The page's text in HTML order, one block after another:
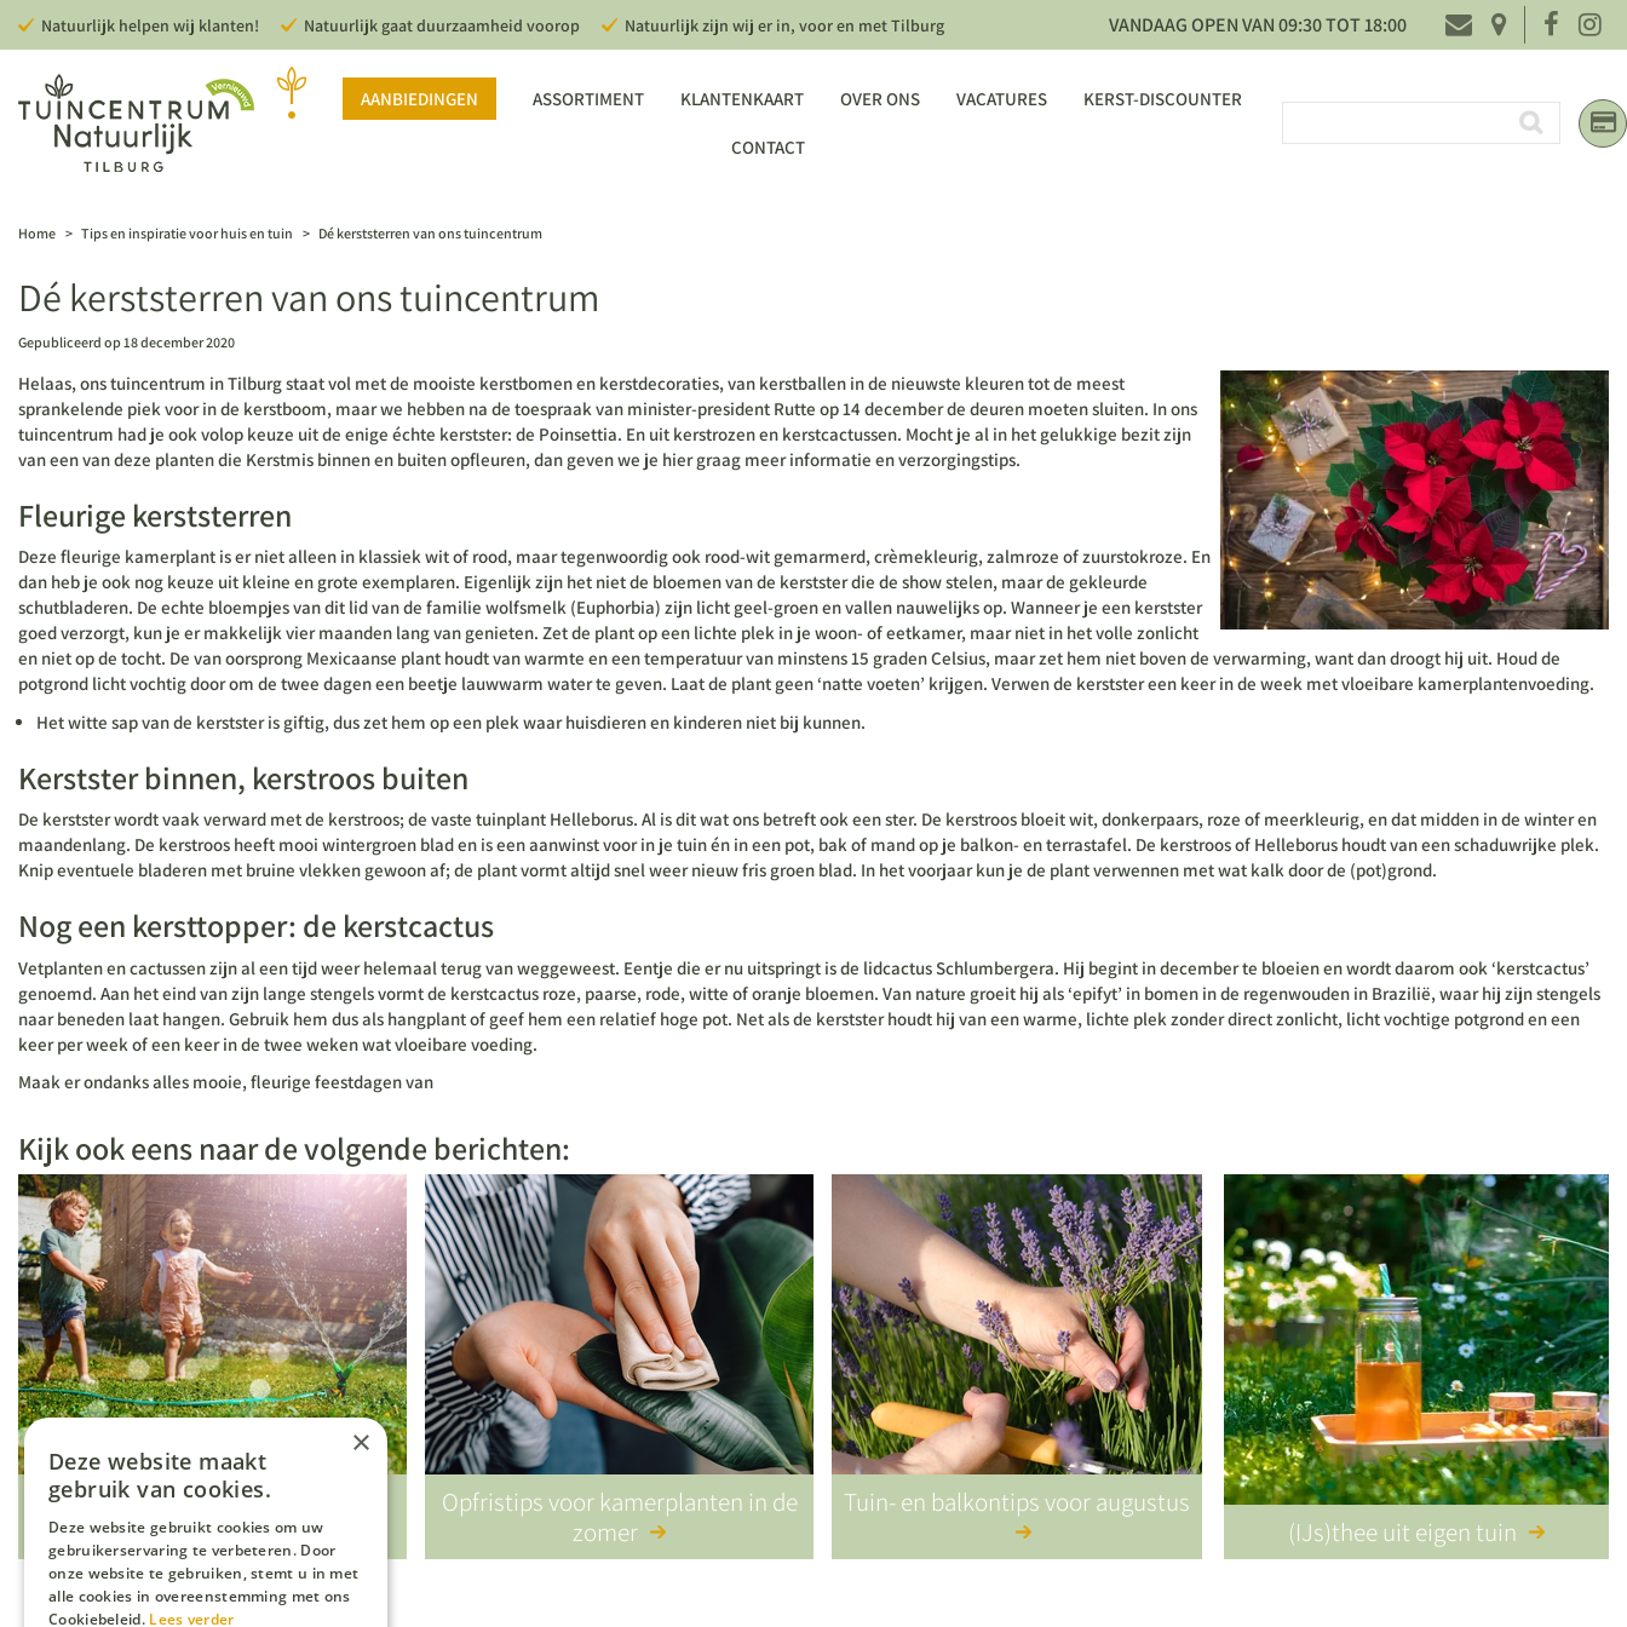
naar
Home > Tips en inspiratie voor huis en tuin > Dé kerststerren van ons tuincentrum
Natuurlijk helpen wij klanten! Natuurlijk gaat duurzaamheid voorop Natuurlijk zijn wij er in, voor en met Tilburg VANDAAG OPEN VAN09:30TOT18:00
AANBIEDINGEN ASSORTIMENT KLANTENKAART OVER ONS VACATURES KERST-DISCOUNTER
CONTACT
Dé kerststerren van ons tuincentrum
Gepubliceerd op 18 december 2020
Helaas, ons tuincentrum in Tilburg staat vol met de mooiste kerstbomen en kerstdecoraties, van kerstballen in de nieuwste kleuren tot de meest
sprankelende piek voor in de kerstboom, maar we hebben na de toespraak van minister-president Rutte op 14 december de deuren moeten sluiten. In ons
tuincentrum had je ook volop keuze uit de enige échte kerstster: de Poinsettia. En uit kerstrozen en kerstcactussen. Mocht je al in het gelukkige bezit zijn
van een van deze planten die Kerstmis binnen en buiten opfleuren, dan geven we je hier graag meer informatie en verzorgingstips.
Fleurige kerststerren
Deze fleurige kamerplant is er niet alleen in klassiek wit of rood, maar tegenwoordig ook rood-wit gemarmerd, crèmekleurig, zalmroze of zuurstokroze. En
dan heb je ook nog keuze uit kleine en grote exemplaren. Eigenlijk zijn het niet de bloemen van de kerstster die de show stelen, maar de gekleurde
schutbladeren. De echte bloempjes van dit lid van de familie wolfsmelk (Euphorbia) zijn licht geel-groen en vallen nauwelijks op. Wanneer je een kerstster
goed verzorgt, kun je er makkelijk vier maanden lang van genieten. Zet de plant op een lichte plek in je woon- of eetkamer, maar niet in het volle zonlicht
en niet op de tocht. De van oorsprong Mexicaanse plant houdt van warmte en een temperatuur van minstens 15 graden Celsius, maar zet hem niet boven de verwarming, want dan droogt hij uit. Houd de
potgrond licht vochtig door om de twee dagen een beetje lauwwarm water te geven. Laat de plant geen ‘natte voeten’ krijgen. Verwen de kerstster een keer in de week met vloeibare kamerplantenvoeding.
Het witte sap van de kerstster is giftig, dus zet hem op een plek waar huisdieren en kinderen niet bij kunnen.
Kerstster binnen, kerstroos buiten
De kerstster wordt vaak verward met de kerstroos; de vaste tuinplant Helleborus. Al is dit wat ons betreft ook een ster. De kerstroos bloeit wit, donkerpaars, roze of meerkleurig, en dat midden in de winter en
maandenlang. De kerstroos heeft mooi wintergroen blad en is een aanwinst voor in je tuin én in een pot, bak of mand op je balkon- en terrastafel. De kerstroos of Helleborus houdt van een schaduwrijke plek.
Knip eventuele bladeren met bruine vlekken gewoon af; de plant vormt altijd snel weer nieuw fris groen blad. In het voorjaar kun je de plant verwennen met wat kalk door de (pot)grond.
Nog een kersttopper: de kerstcactus
Vetplanten en cactussen zijn al een tijd weer helemaal terug van weggeweest. Eentje die er nu uitspringt is de lidcactus Schlumbergera. Hij begint in december te bloeien en wordt daarom ook ‘kerstcactus’
genoemd. Aan het eind van zijn lange stengels vormt de kerstcactus roze, paarse, rode, witte of oranje bloemen. Van nature groeit hij als ‘epifyt’ in bomen in de regenwouden in Brazilië, waar hij zijn stengels
naar beneden laat hangen. Gebruik hem dus als hangplant of geef hem een relatief hoge pot. Net als de kerstster houdt hij van een warme, lichte plek zonder direct zonlicht, licht vochtige potgrond en een
keer per week of een keer in de twee weken wat vloeibare voeding.
Maak er ondanks alles mooie, fleurige feestdagen van
Kijk ook eens naar de volgende berichten:
Vakantietips (voor kids) in eigen
tuin
Opfristips voor kamerplanten in de
zomer
Tuin- en balkontips voor augustus
(IJs)thee uit eigen tuin
×
Deze website maakt
gebruik van cookies.
Deze website gebruikt cookies om uw
gebruikerservaring te verbeteren. Door
onze website te gebruiken, stemt u in met
alle cookies in overeenstemming met ons
Cookiebeleid. Lees verder